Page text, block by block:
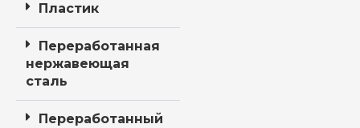
Пластик
Переработанная
нержавеющая
сталь
Переработанный